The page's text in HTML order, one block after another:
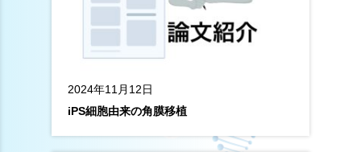
2024年11月12日
iPS細胞由来の角膜移植